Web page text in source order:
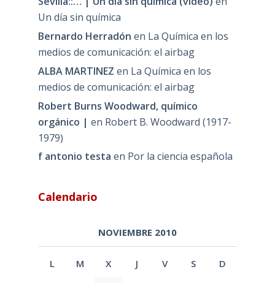
Un día sin química
Bernardo Herradón en La Química en los
medios de comunicación: el airbag
ALBA MARTINEZ en La Química en los
medios de comunicación: el airbag
Robert Burns Woodward, químico
orgánico | en Robert B. Woodward (1917-
1979)
f antonio testa en Por la ciencia española
Calendario
NOVIEMBRE 2010
L M X J V S D